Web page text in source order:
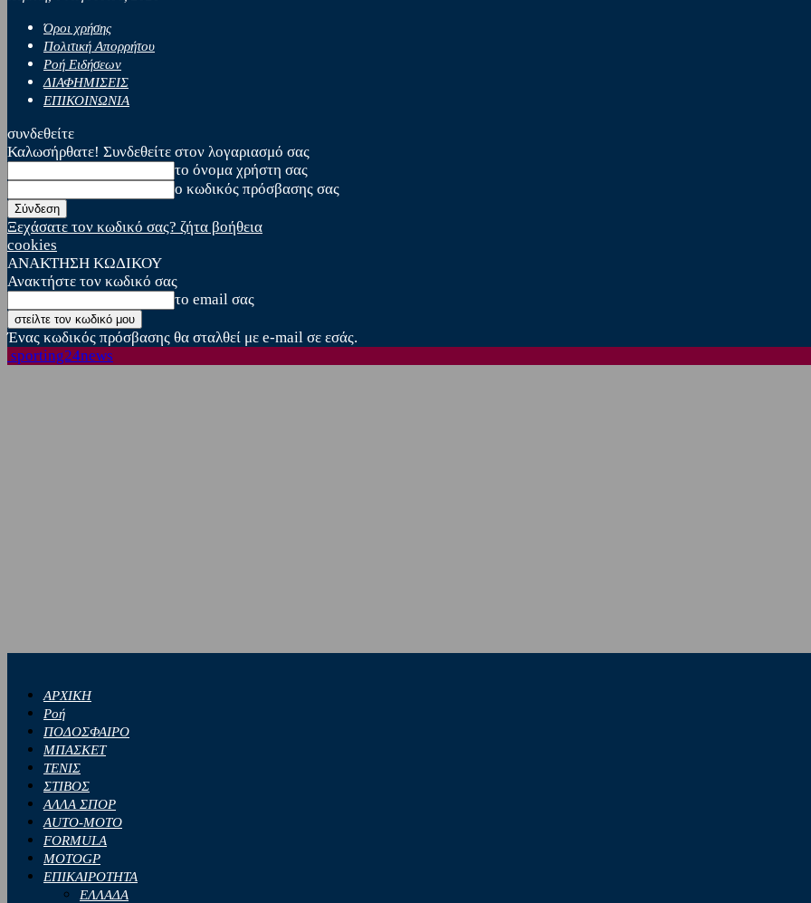
Όροι χρήσης
Πολιτική Απορρήτου
Ροή Ειδήσεων
ΔΙΑΦΗΜΙΣΕΙΣ
ΕΠΙΚΟΙΝΩΝΙΑ
συνδεθείτε
Καλωσήρθατε! Συνδεθείτε στον λογαριασμό σας
το όνομα χρήστη σας
ο κωδικός πρόσβασης σας
Ξεχάσατε τον κωδικό σας? ζήτα βοήθεια
cookies
ΑΝΑΚΤΗΣΗ ΚΩΔΙΚΟΥ
Ανακτήστε τον κωδικό σας
το email σας
Ένας κωδικός πρόσβασης θα σταλθεί με e-mail σε εσάς.
sporting24news
ΑΡΧΙΚΗ
Ροή
ΠΟΔΟΣΦΑΙΡΟ
ΜΠΑΣΚΕΤ
ΤΕΝΙΣ
ΣΤΙΒΟΣ
ΑΛΛΑ ΣΠΟΡ
AUTO-MOTO
FORMULA
MOTOGP
ΕΠΙΚΑΙΡΟΤΗΤΑ
ΕΛΛΑΔΑ